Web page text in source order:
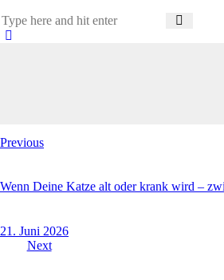
Beitragsnavigation
Previous
Wenn Deine Katze alt oder krank wird –
21. Juni 2026
Next